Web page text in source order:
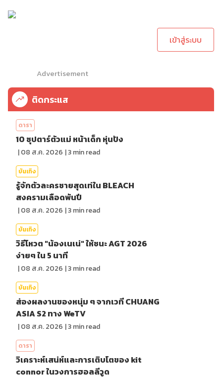
เข้าสู่ระบบ
Advertisement
ติดกระแส
ดารา
10 ซุปตาร์ตัวแม่ หน้าเด็ก หุ่นปัง
|08 ส.ค. 2026 |3min read
บันเทิง
รู้จักตัวละครชายสุดเท่ใน BLEACH
สงครามเลือดพันปี
|08 ส.ค. 2026 |3min read
บันเทิง
วิธีโหวต "น้องเนเน่" ให้ชนะ AGT 2026
ง่ายๆ ใน 5 นาที
|08 ส.ค. 2026 |3min read
บันเทิง
ส่องผลงานของหนุ่ม ๆ จากเวที CHUANG
ASIA S2 ทาง WeTV
|08 ส.ค. 2026 |3min read
ดารา
วิเคราะห์เสน่ห์และการเติบโตของ kit
connor ในวงการฮอลลีวูด